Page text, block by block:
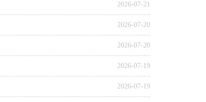
2026-07-21
2026-07-20
2026-07-20
2026-07-19
2026-07-19